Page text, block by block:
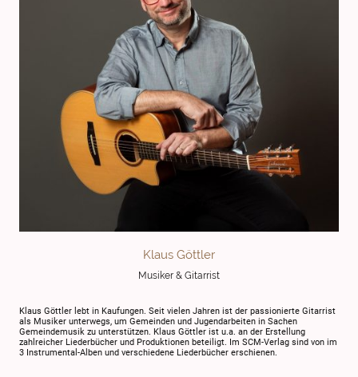
Klaus Göttler
Musiker & Gitarrist
Klaus Göttler lebt in Kaufungen. Seit vielen Jahren ist der passionierte Gitarrist
als Musiker unterwegs, um Gemeinden und Jugendarbeiten in Sachen
Gemeindemusik zu unterstützen. Klaus Göttler ist u.a. an der Erstellung
zahlreicher Liederbücher und Produktionen beteiligt. Im SCM-Verlag sind von im
3 Instrumental-Alben und verschiedene Liederbücher erschienen.